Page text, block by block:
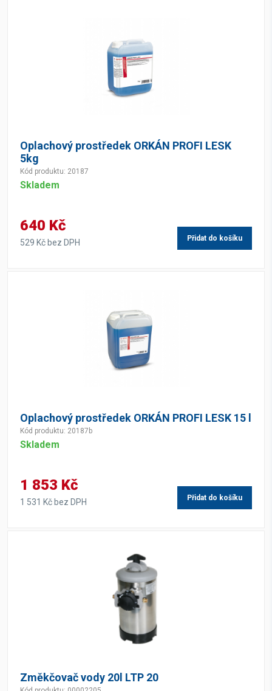
Oplachový prostředek ORKÁN PROFI LESK
5kg
Kód produktu: 20187
Skladem
640 Kč
529 Kč bez DPH Přidat do košíku
Oplachový prostředek ORKÁN PROFI LESK 15 l
Kód produktu: 20187b
Skladem
1 853 Kč
1 531 Kč bez DPH Přidat do košíku
Změkčovač vody 20l LTP 20